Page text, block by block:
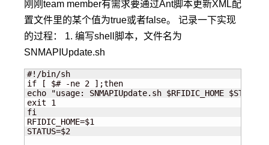
刚刚team member有需求要通过Ant脚本更新XML配
置文件里的某个值为true或者false。 记录一下实现
的过程： 1. 编写shell脚本，文件名为
SNMAPIUpdate.sh
#!/bin/sh
if [ $# -ne 2 ];then
echo "usage: SNMAPIUpdate.sh $RFIDIC_HOME $STATUS"
exit 1
fi
RFIDIC_HOME=$1
STATUS=$2